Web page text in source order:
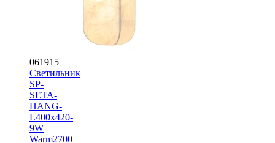
061915
Светильник
SP-
SETA-
HANG-
L400х420-
9W
Warm2700